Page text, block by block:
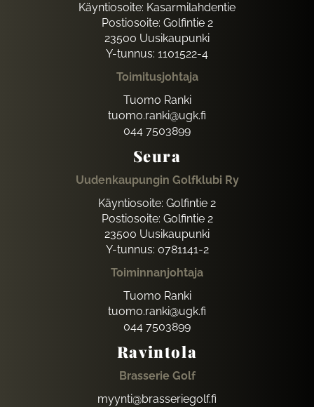
Käyntiosoite: Kasarmilahdentie
Postiosoite: Golfintie 2
23500 Uusikaupunki
Y-tunnus: 1101522-4
Toimitusjohtaja
Tuomo Ranki
tuomo.ranki@ugk.fi
044 7503899
Seura
Uudenkaupungin Golfklubi Ry
Käyntiosoite: Golfintie 2
Postiosoite: Golfintie 2
23500 Uusikaupunki
Y-tunnus: 0781141-2
Toiminnanjohtaja
Tuomo Ranki
tuomo.ranki@ugk.fi
044 7503899
Ravintola
Brasserie Golf
myynti@brasseriegolf.fi